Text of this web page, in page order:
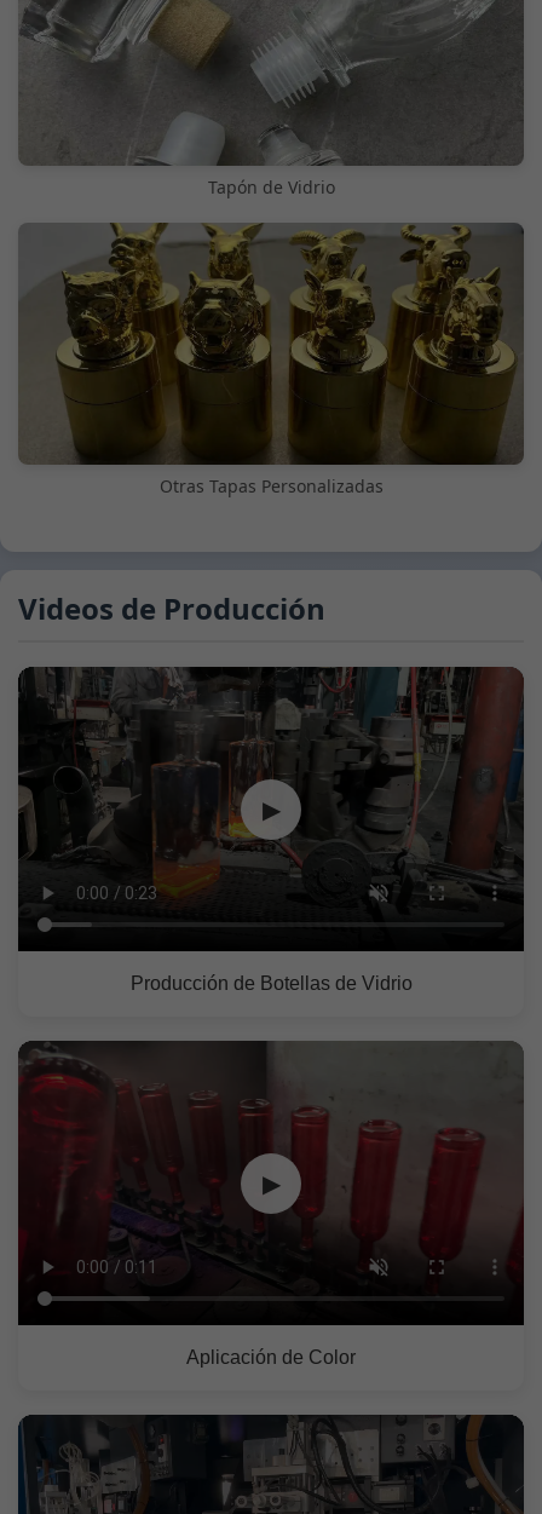
Tapón de Vidrio
Otras Tapas Personalizadas
Videos de Producción
▶
Producción de Botellas de Vidrio
▶
Aplicación de Color